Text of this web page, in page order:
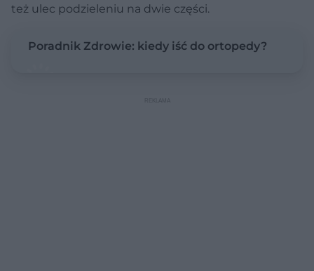
też ulec podzieleniu na dwie części.
Poradnik Zdrowie: kiedy iść do ortopedy?